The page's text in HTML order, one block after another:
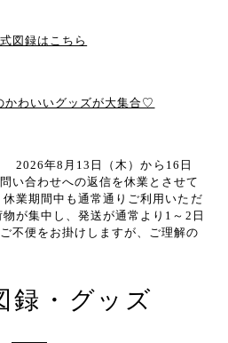
2026年8月13日（木）から16日
い合わせへの返信を休業とさせて
業期間中も通常通りご利用いただ
が集中し、発送が通常より1～2日
不便をお掛けしますが、ご理解の